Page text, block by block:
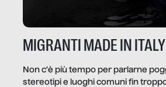
MIGRANTI MADE IN ITALY
Non c’è più tempo per parlarne
stereotipi e luoghi comuni fin